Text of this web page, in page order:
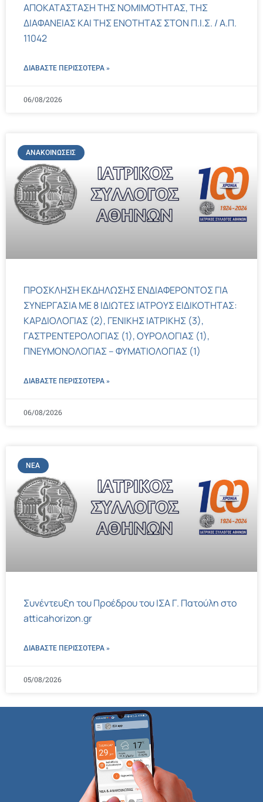
ΑΠΟΚΑΤΑΣΤΑΣΗ ΤΗΣ ΝΟΜΙΜΟΤΗΤΑΣ, ΤΗΣ
ΔΙΑΦΑΝΕΙΑΣ ΚΑΙ ΤΗΣ ΕΝΟΤΗΤΑΣ ΣΤΟΝ Π.Ι.Σ. / Α.Π.
11042
ΔΙΑΒΑΣΤΕ ΠΕΡΙΣΣΌΤΕΡΑ »
06/08/2026
ΑΝΑΚΟΙΝΏΣΕΙΣ
ΠΡΟΣΚΛΗΣΗ ΕΚΔΗΛΩΣΗΣ ΕΝΔΙΑΦΕΡΟΝΤΟΣ ΓΙΑ
ΣΥΝΕΡΓΑΣΙΑ ΜΕ 8 ΙΔΙΩΤΕΣ ΙΑΤΡΟΥΣ ΕΙΔΙΚΟΤΗΤΑΣ:
ΚΑΡΔΙΟΛΟΓΙΑΣ (2), ΓΕΝΙΚΗΣ ΙΑΤΡΙΚΗΣ (3),
ΓΑΣΤΡΕΝΤΕΡΟΛΟΓΙΑΣ (1), ΟΥΡΟΛΟΓΙΑΣ (1),
ΠΝΕΥΜΟΝΟΛΟΓΙΑΣ – ΦΥΜΑΤΙΟΛΟΓΙΑΣ (1)
ΔΙΑΒΑΣΤΕ ΠΕΡΙΣΣΌΤΕΡΑ »
06/08/2026
ΝΈΑ
Συνέντευξη του Προέδρου του ΙΣΑ Γ. Πατούλη στο
atticahorizon.gr
ΔΙΑΒΑΣΤΕ ΠΕΡΙΣΣΌΤΕΡΑ »
05/08/2026